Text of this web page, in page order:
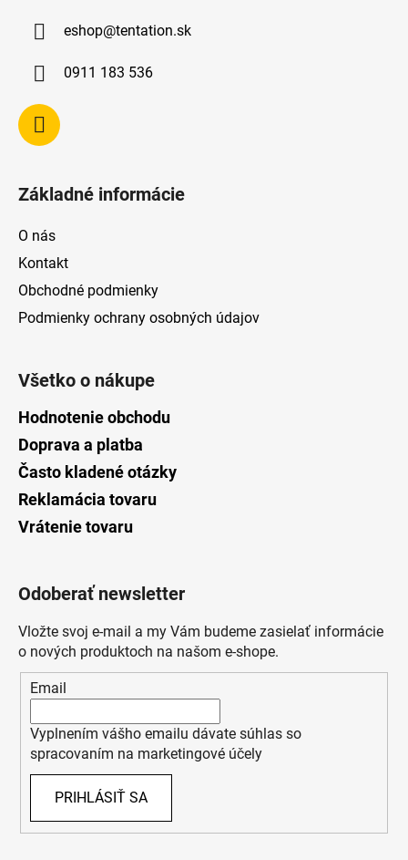
eshop@tentation.sk
0911 183 536
Základné informácie
O nás
Kontakt
Obchodné podmienky
Podmienky ochrany osobných údajov
Všetko o nákupe
Hodnotenie obchodu
Doprava a platba
Často kladené otázky
Reklamácia tovaru
Vrátenie tovaru
Odoberať newsletter
Vložte svoj e-mail a my Vám budeme zasielať informácie
o nových produktoch na našom e-shope.
Email
Vyplnením vášho emailu dávate súhlas so
spracovaním na marketingové účely
PRIHLÁSIŤ SA